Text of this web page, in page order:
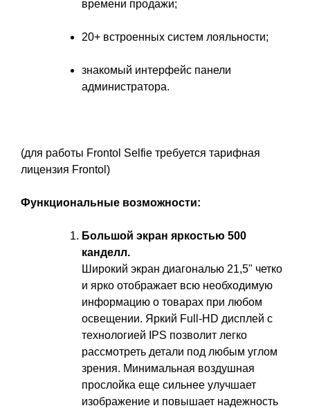
времени продажи;
20+ встроенных систем лояльности;
знакомый интерфейс панели
администратора.
(для работы Frontol Selfie требуется тарифная
лицензия Frontol)
Функциональные возможности:
Большой экран яркостью 500
канделл.
Широкий экран диагональю 21,5" четко
и ярко отображает всю необходимую
информацию о товарах при любом
освещении. Яркий Full-HD дисплей с
технологией IPS позволит легко
рассмотреть детали под любым углом
зрения. Минимальная воздушная
прослойка еще сильнее улучшает
изображение и повышает надежность